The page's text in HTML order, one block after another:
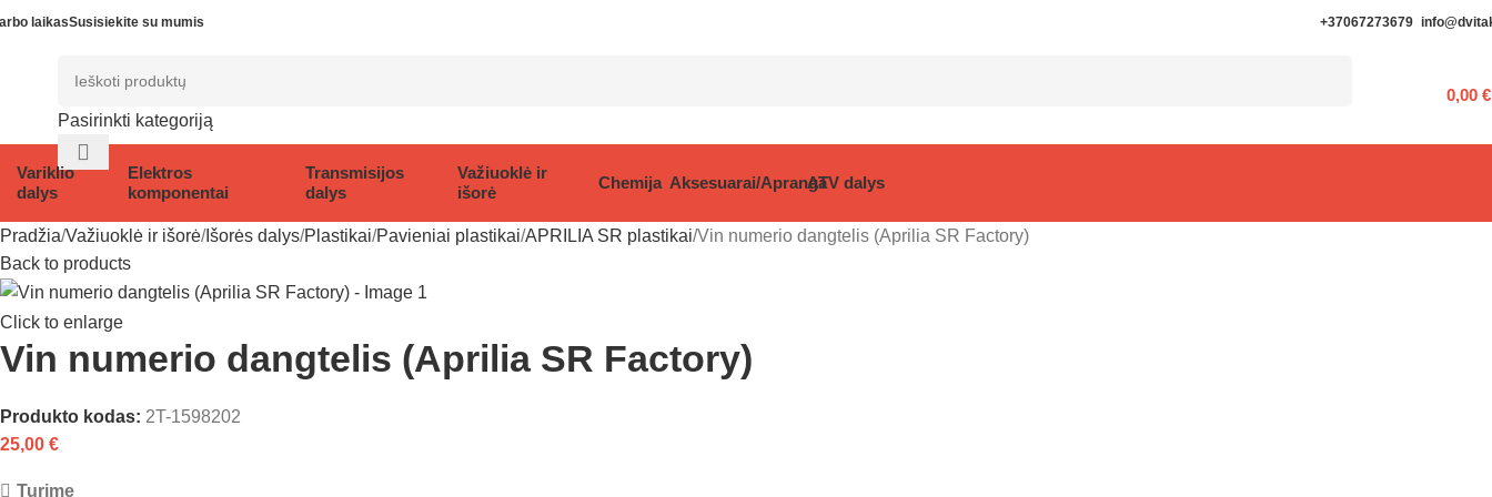
laikasSusisiekite su mumis +37067273679
Pasirinkti kategoriją
0,00 €
Variklio
dalys
Elektros
komponentai
Transmisijos
dalys
Važiuoklė ir
išorė
Chemija Aksesuarai/AprangaATV dalys
Pradžia Važiuoklė ir išorė Išorės dalys Plastikai Pavieniai plastikai APRILIA SR plastikai Vin numerio dangtelis (Aprilia SR Factory)
Back to products
Click to enlarge
Vin numerio dangtelis (Aprilia SR Factory)
Produkto kodas: 2T-1598202
25,00 €
Turime